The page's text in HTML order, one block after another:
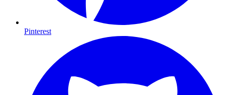
Pinterest